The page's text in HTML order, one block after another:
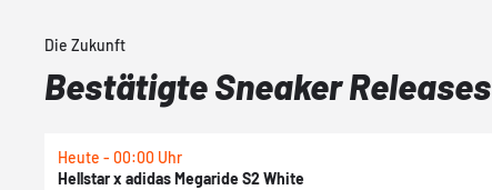
Die Zukunft
Bestätigte Sneaker Releases
Heute - 00:00 Uhr
Hellstar x adidas Megaride S2 White